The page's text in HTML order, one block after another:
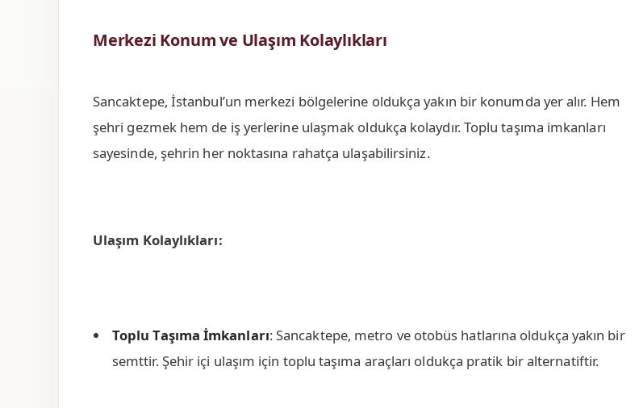
Merkezi Konum ve Ulaşım Kolaylıkları
Sancaktepe, İstanbul’un merkezi bölgelerine oldukça yakın bir konumda yer alır. Hem
şehri gezmek hem de iş yerlerine ulaşmak oldukça kolaydır. Toplu taşıma imkanları
sayesinde, şehrin her noktasına rahatça ulaşabilirsiniz.
Ulaşım Kolaylıkları:
Toplu Taşıma İmkanları: Sancaktepe, metro ve otobüs hatlarına oldukça yakın bir
semttir. Şehir içi ulaşım için toplu taşıma araçları oldukça pratik bir alternatiftir.